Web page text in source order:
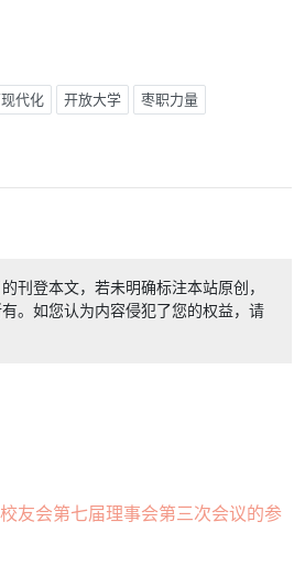
代化 开放大学 枣职力量
刊登本文，若未明确标注本站原创，
。如您认为内容侵犯了您的权益，请